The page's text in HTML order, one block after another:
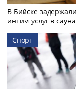
В Бийске
интим-услуг в
Спорт